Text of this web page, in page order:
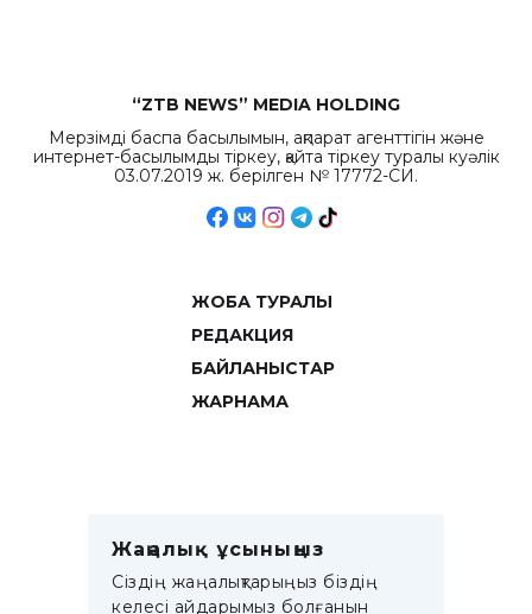
“ZTB NEWS” MEDIA HOLDING
Мерзімді баспа басылымын, ақпарат агенттігін және
интернет-басылымды тіркеу, қайта тіркеу туралы куәлік
03.07.2019 ж. берілген № 17772-СИ.
ЖОБА ТУРАЛЫ
РЕДАКЦИЯ
БАЙЛАНЫСТАР
ЖАРНАМА
Жаңалық ұсыныңыз
Сіздің жаңалықтарыңыз біздің
келесі айдарымыз болғанын